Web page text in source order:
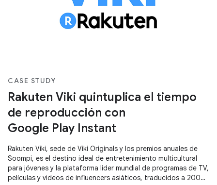
CASE STUDY
Rakuten Viki quintuplica el tiempo
de reproducción con
Google Play Instant
Rakuten Viki, sede de Viki Originals y los premios anuales de
Soompi, es el destino ideal de entretenimiento multicultural
para jóvenes y la plataforma líder mundial de programas de TV,
películas y videos de influencers asiáticos, traducidos a 200